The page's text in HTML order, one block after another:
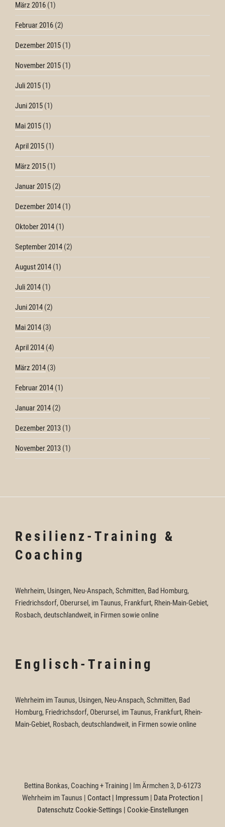
März 2016 (1)
Februar 2016 (2)
Dezember 2015 (1)
November 2015 (1)
Juli 2015 (1)
Juni 2015 (1)
Mai 2015 (1)
April 2015 (1)
März 2015 (1)
Januar 2015 (2)
Dezember 2014 (1)
Oktober 2014 (1)
September 2014 (2)
August 2014 (1)
Juli 2014 (1)
Juni 2014 (2)
Mai 2014 (3)
April 2014 (4)
März 2014 (3)
Februar 2014 (1)
Januar 2014 (2)
Dezember 2013 (1)
November 2013 (1)
Resilienz-Training &
Coaching
Wehrheim, Usingen, Neu-Anspach, Schmitten, Bad Homburg,
Friedrichsdorf, Oberursel, im Taunus, Frankfurt, Rhein-Main-Gebiet,
Rosbach, deutschlandweit, in Firmen sowie online
Englisch-Training
Wehrheim im Taunus, Usingen, Neu-Anspach, Schmitten, Bad
Homburg, Friedrichsdorf, Oberursel, im Taunus, Frankfurt, Rhein-
Main-Gebiet, Rosbach, deutschlandweit, in Firmen sowie online
Bettina Bonkas, Coaching + Training | Im Ärmchen 3, D-61273
Wehrheim im Taunus | Contact | Impressum | Data Protection |
Datenschutz Cookie-Settings | Cookie-Einstellungen